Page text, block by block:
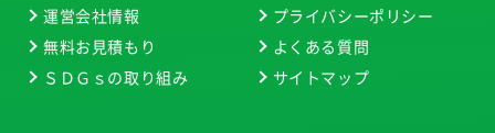
運営会社情報
プライバシーポリシー
無料お見積もり
よくある質問
ＳＤＧｓの取り組み
サイトマップ